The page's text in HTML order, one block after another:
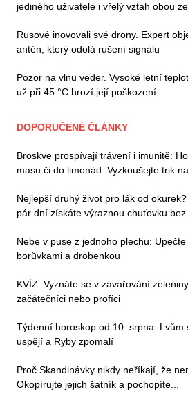
jediného uživatele i vřelý vztah obou
Rusové inovovali své drony. Expert
antén, který odolá rušení signálu
Pozor na vlnu veder. Vysoké letní
už při 45 °C hrozí její poškození
DOPORUČENÉ ČLÁNKY
Broskve prospívají trávení i imunitě:
masu či do limonád. Vyzkoušejte trik
Nejlepší druhý život pro lák od
pár dní získáte výraznou chuťovku
Nebe v puse z jednoho plechu:
borůvkami a drobenkou
KVÍZ: Vyznáte se v zavařování
začátečníci nebo profíci
Týdenní horoskop od 10. srpna: Lvům
uspějí a Ryby zpomalí
Proč Skandinávky nikdy neříkají, že
Okopírujte jejich šatník a pochopíte...